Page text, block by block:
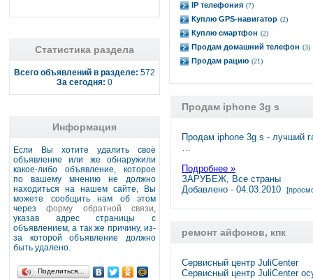
Статистика раздела
Всего объявлений в разделе: 572
За сегодня: 0
Информация
Если Вы хотите удалить своё
объявление или же обнаружили
какое-либо объявление, которое
по вашему мнению не должно
находиться на нашем сайте, Вы
можете сообщить нам об этом
черезформу обратной связи,
указав адрес страницы с
объявлением, а так же причину, из-
за которой объявление должно
быть удалено.
Поделиться…
IP телефония (7)
Куплю GPS-навигатор (2)
Куплю смартфон (2)
Продам домашний телефон (3)
Продам рацию (21)
Продам iphone 3g s
Продам iphone 3g s - лучший
…
Подробнее »
ЗАРУБЕЖ, Все страны
Добавлено - 04.03.2010
ремонт айфонов, кпк
Сервисный центр JuliCenter
Сервисный центр JuliCenter